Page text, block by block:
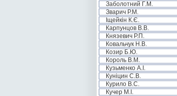
Заболотний Г.М.
Зварич Р.М.
Іщейкін К.Є.
Карпунцов В.В.
Князевич Р.П.
Ковальчук Н.В.
Козир Б.Ю.
Король В.М.
Кузьменко А.І.
Куніцин С.В.
Курило В.С.
Кучер М.І.